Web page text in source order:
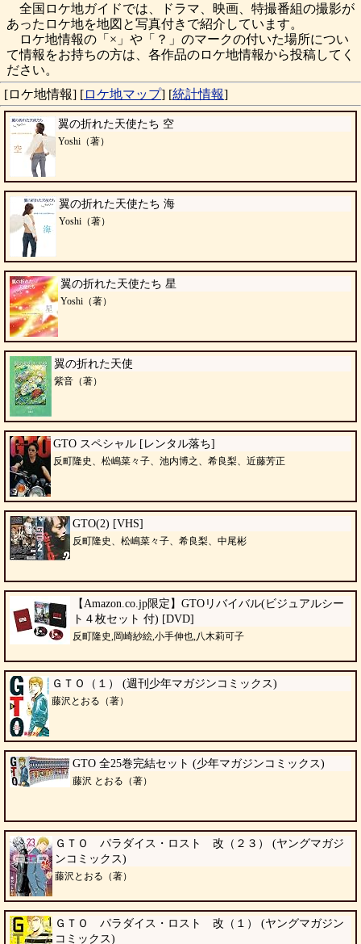
全国ロケ地ガイドでは、ドラマ、映画、特撮番組の撮影が
あったロケ地を地図と写真付きで紹介しています。
ロケ地情報の「×」や「？」のマークの付いた場所につい
て情報をお持ちの方は、各作品のロケ地情報から投稿してく
ださい。
[ロケ地情報] [ロケ地マップ] [統計情報]
翼の折れた天使たち 空
Yoshi（著）
翼の折れた天使たち 海
Yoshi（著）
翼の折れた天使たち 星
Yoshi（著）
翼の折れた天使
紫音（著）
GTO スペシャル [レンタル落ち]
反町隆史、松嶋菜々子、池内博之、希良梨、近藤芳正
GTO(2) [VHS]
反町隆史、松嶋菜々子、希良梨、中尾彬
【Amazon.co.jp限定】GTOリバイバル(ビジュアルシー
ト４枚セット 付) [DVD]
反町隆史,岡崎紗絵,小手伸也,八木莉可子
ＧＴＯ（１） (週刊少年マガジンコミックス)
藤沢とおる（著）
GTO 全25巻完結セット (少年マガジンコミックス)
藤沢 とおる（著）
ＧＴＯ パラダイス・ロスト 改（２３） (ヤングマガジ
ンコミックス)
藤沢とおる（著）
ＧＴＯ パラダイス・ロスト 改（１） (ヤングマガジン
コミックス)